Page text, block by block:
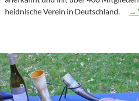
heidnische Verein in Deutschland.
→